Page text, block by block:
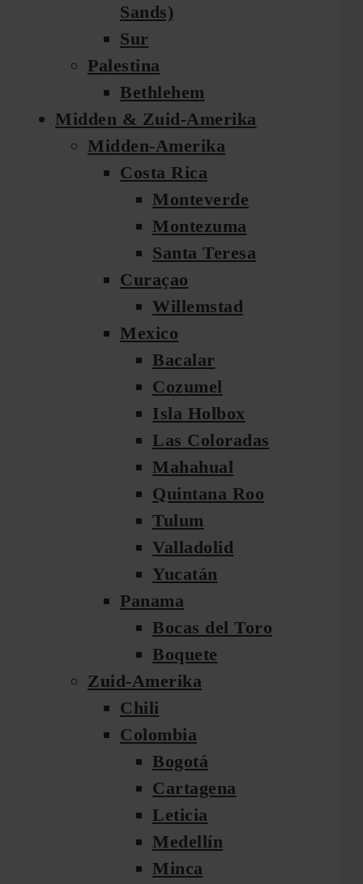
Sands)
Sur
Palestina
Bethlehem
Midden & Zuid-Amerika
Midden-Amerika
Costa Rica
Monteverde
Montezuma
Santa Teresa
Curaçao
Willemstad
Mexico
Bacalar
Cozumel
Isla Holbox
Las Coloradas
Mahahual
Quintana Roo
Tulum
Valladolid
Yucatán
Panama
Bocas del Toro
Boquete
Zuid-Amerika
Chili
Colombia
Bogotá
Cartagena
Leticia
Medellín
Minca